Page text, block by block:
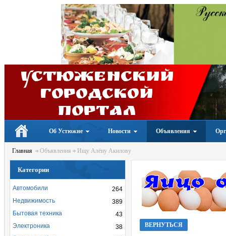
Устюженский
Городской
портал
Об Устюжне Новости Объявления
Главная Объявления Ищу Алёну Акилову
ВЕРНУТЬСЯ
Категории
264
Автомобили
389
Недвижимость
43
Бытовая техника
38
Электроника